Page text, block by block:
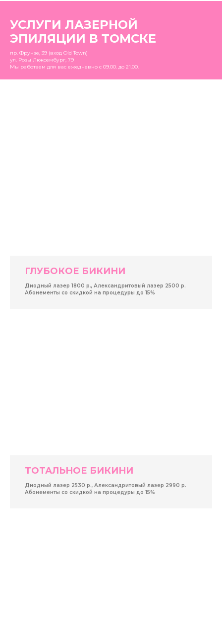
УСЛУГИ ЛАЗЕРНОЙ
ЭПИЛЯЦИИ В ТОМСКЕ
пр. Фрунзе, 39 (вход Old Town)
ул. Розы Люксембург, 79
Мы работаем для вас ежедневно с 09.00. до 21.00.
ГЛУБОКОЕ БИКИНИ
Диодный лазер 1800 р., Александритовый лазер 2500 р.
Абонементы со скидкой на процедуры до 15%
ТОТАЛЬНОЕ БИКИНИ
Диодный лазер 2530 р., Александритовый лазер 2990 р.
Абонементы со скидкой на процедуры до 15%